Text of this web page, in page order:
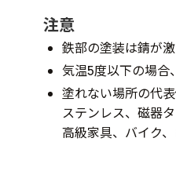
注意
鉄部の塗装は錆が
気温5度以下の場合
塗れない場所の代
ステンレス、磁器
高級家具、バイク